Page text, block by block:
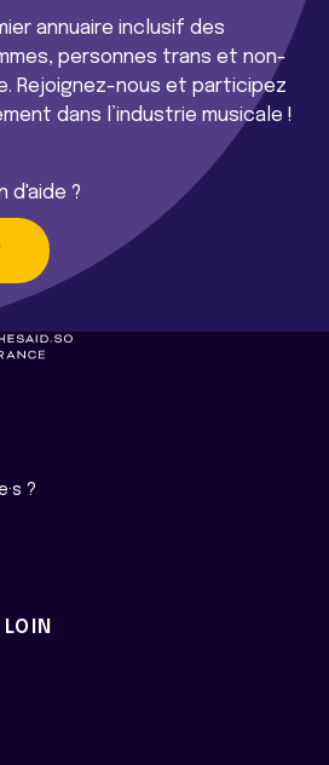
annuaire inclusif des
personnes trans et non-
Rejoignez-nous et participez
dans l’industrie musicale !
d'aide ?
?